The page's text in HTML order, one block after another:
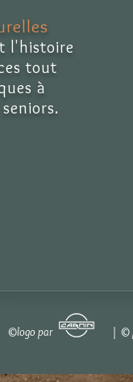
l'histoire
tout
à
| ©logo par | ©